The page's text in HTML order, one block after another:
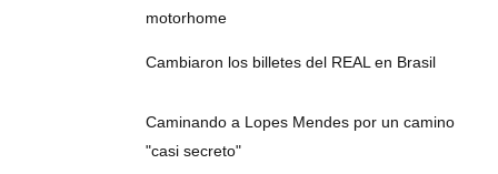
motorhome
Cambiaron los billetes del REAL en Brasil
Caminando a Lopes Mendes por un camino
"casi secreto"